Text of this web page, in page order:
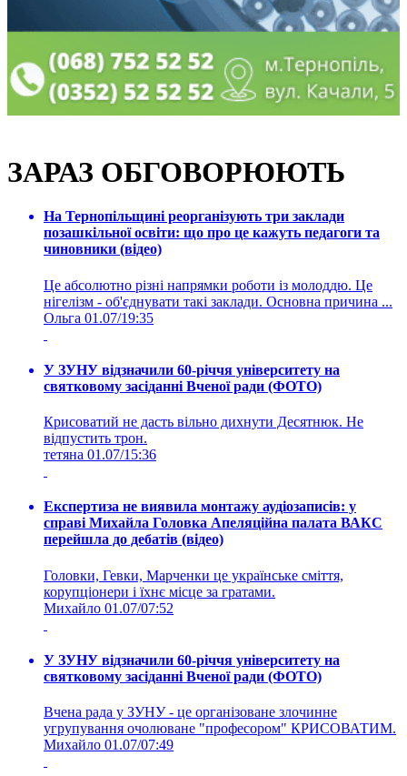
ЗАРАЗ ОБГОВОРЮЮТЬ
На Тернопільщині реорганізують три заклади
позашкільної освіти: що про це кажуть педагоги та
чиновники (відео)
Це абсолютно різні напрямки роботи із молоддю. Це
нігелізм - об'єднувати такі заклади. Основна причина ...
Ольга 01.07/19:35
У ЗУНУ відзначили 60-річчя університету на
святковому засіданні Вченої ради (ФОТО)
Крисоватий не дасть вільно дихнути Десятнюк. Не
відпустить трон.
тетяна 01.07/15:36
Експертиза не виявила монтажу аудіозаписів: у
справі Михайла Головка Апеляційна палата ВАКС
перейшла до дебатів (відео)
Головки, Гевки, Марченки це українське сміття,
корупціонери і їхнє місце за гратами.
Михайло 01.07/07:52
У ЗУНУ відзначили 60-річчя університету на
святковому засіданні Вченої ради (ФОТО)
Вчена рада у ЗУНУ - це організоване злочинне
угрупування очолюване "професором" КРИСОВАТИМ.
Михайло 01.07/07:49